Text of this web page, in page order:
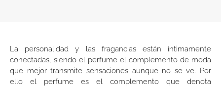
La personalidad y las fragancias están íntimamente
conectadas, siendo el perfume el complemento de moda
que mejor transmite sensaciones aunque no se ve. Por
ello el perfume es el complemento que denota